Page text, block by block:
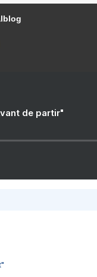
de partir"